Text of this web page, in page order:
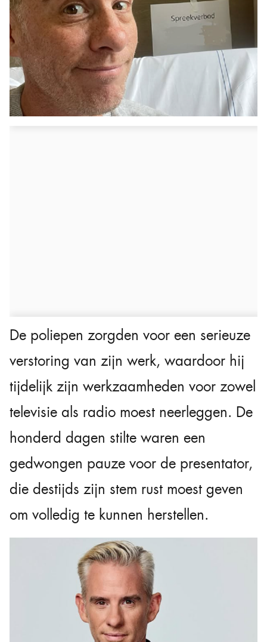
De poliepen zorgden voor een serieuze
verstoring van zijn werk, waardoor hij
tijdelijk zijn werkzaamheden voor zowel
televisie als radio moest neerleggen. De
honderd dagen stilte waren een
gedwongen pauze voor de presentator,
die destijds zijn stem rust moest geven
om volledig te kunnen herstellen.